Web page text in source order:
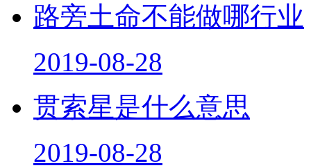
路旁土命不能做哪行业
2019-08-28
贯索星是什么意思
2019-08-28